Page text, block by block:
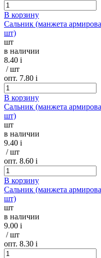
В корзину
Сальник (манжета
шт)
шт
в наличии
8.40 i
/ шт
опт. 7.80 i
В корзину
Сальник (манжета
шт)
шт
в наличии
9.40 i
/ шт
опт. 8.60 i
В корзину
Сальник (манжета
шт)
шт
в наличии
9.00 i
/ шт
опт. 8.30 i